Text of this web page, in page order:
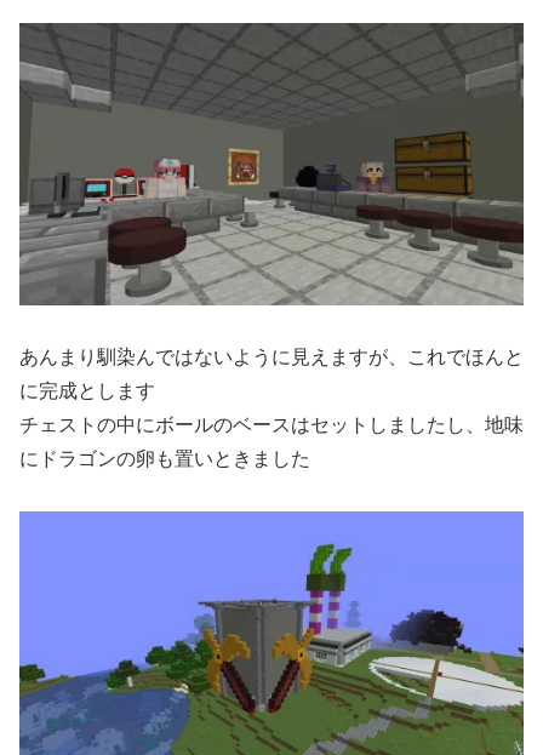
あんまり馴染んではないように見えますが、これでほんと
に完成とします
チェストの中にボールのベースはセットしましたし、地味
にドラゴンの卵も置いときました